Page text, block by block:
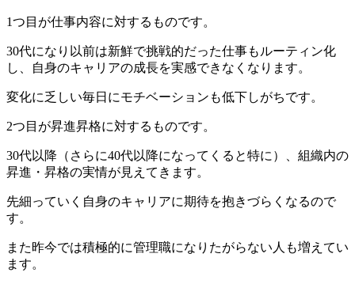
1つ目が仕事内容に対するものです。
30代になり以前は新鮮で挑戦的だった仕事もルーティン化
し、自身のキャリアの成長を実感できなくなります。
変化に乏しい毎日にモチベーションも低下しがちです。
2つ目が昇進昇格に対するものです。
30代以降（さらに40代以降になってくると特に）、組織内の
昇進・昇格の実情が見えてきます。
先細っていく自身のキャリアに期待を抱きづらくなるので
す。
また昨今では積極的に管理職になりたがらない人も増えてい
ます。